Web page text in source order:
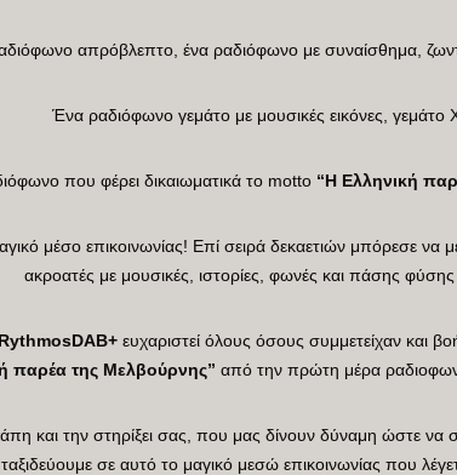
απρόβλεπτο, ένα ραδιόφωνο με συναίσθημα,
Ένα ραδιόφωνο γεμάτο με μουσικές εικόνες, γεμάτο
που φέρει δικαιωματικά το motto “Η Ελληνική
μέσο επικοινωνίας! Επί σειρά δεκαετιών μπόρεσε να
ακροατές με μουσικές, ιστορίες, φωνές και πάσης
RythmosDAB+ ευχαριστεί όλους όσους συμμετείχαν και
παρέα της Μελβούρνης” από την πρώτη μέρα
και την στηρίξει σας, που μας δίνουν δύναμη ώστε
σε αυτό το μαγικό μεσώ επικοινωνίας που